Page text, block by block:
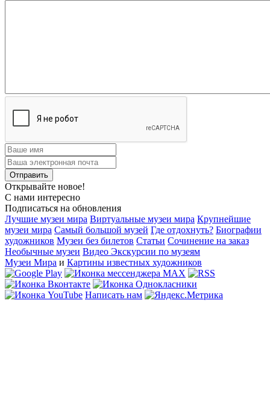
Открывайте новое!
С нами интересно
Подписаться на обновления
Лучшие музеи мира Виртуальные музеи мира Крупнейшие
музеи мира Самый большой музей Где отдохнуть? Биографии
художников Музеи без билетов Статьи Сочинение на заказ
Необычные музеи Видео Экскурсии по музеям
Музеи Мира и Картины известных художников
Написать нам